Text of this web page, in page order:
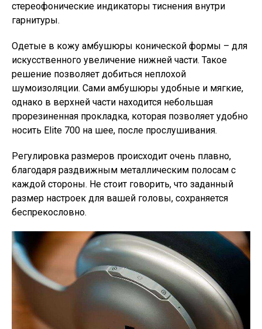
стереофонические индикаторы тиснения внутри
гарнитуры.
Одетые в кожу амбушюры конической формы – для
искусственного увеличение нижней части. Такое
решение позволяет добиться неплохой
шумоизоляции. Сами амбушюры удобные и мягкие,
однако в верхней части находится небольшая
прорезиненная прокладка, которая позволяет удобно
носить Elite 700 на шее, после прослушивания.
Регулировка размеров происходит очень плавно,
благодаря раздвижным металлическим полосам с
каждой стороны. Не стоит говорить, что заданный
размер настроек для вашей головы, сохраняется
беспрекословно.